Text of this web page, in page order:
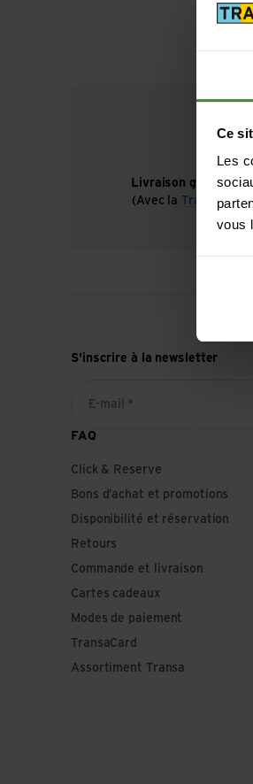
Ce
Les
vous
Livraison gratuite à
(Avec la
TransaCard
S'inscrire à la newsletter
E-mail *
FAQ
Click & Reserve
Bons d’achat et promotions
Disponibilité et réservation
Retours
Commande et livraison
Cartes cadeaux
Modes de paiement
TransaCard
Assortiment Transa